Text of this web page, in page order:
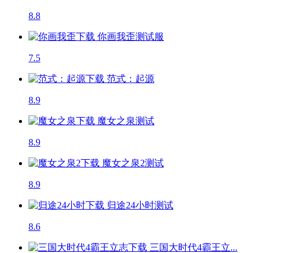
8.8
你画我歪测试服
7.5
范式：起源
8.9
魔女之泉测试
8.9
魔女之泉2测试
8.9
归途24小时测试
8.6
三国大时代4霸王立...